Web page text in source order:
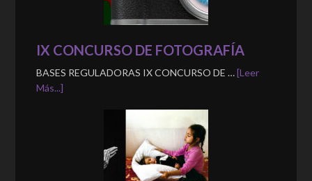
IX CONCURSO DE FOTOGRAFÍA
BASES REGULADORAS IX CONCURSO DE …[Leer
Más...]